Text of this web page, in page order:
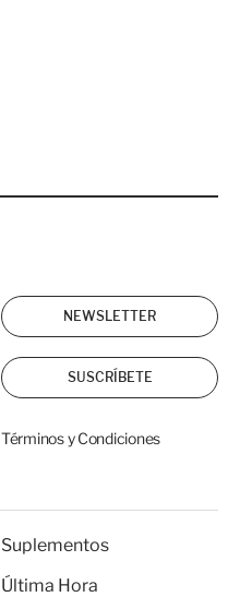
NEWSLETTER
SUSCRÍBETE
Términos y Condiciones
Suplementos
Última Hora